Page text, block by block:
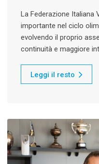
La Federazione Italiana
importante nel ciclo
evolvendo il proprio
continuità e maggiore
Leggi il resto